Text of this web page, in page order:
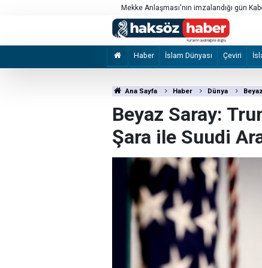
Mekke Anlaşması'nın imzalandığı gün
Haber İslam Dünyası Çeviri
Ana Sayfa Haber Dünya
Beyaz Saray:
Şara ile Suudi